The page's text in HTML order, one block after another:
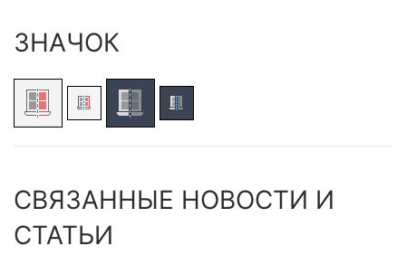
ЗНАЧОК
СВЯЗАННЫЕ НОВОСТИ И
СТАТЬИ